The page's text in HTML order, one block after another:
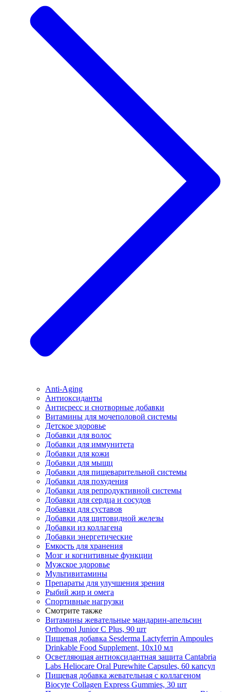
Anti-Aging
Антиоксиданты
Антисресс и снотворные добавки
Витамины для мочеполовой системы
Детское здоровье
Добавки для волос
Добавки для иммунитета
Добавки для кожи
Добавки для мыщц
Добавки для пищеварительной системы
Добавки для похудения
Добавки для репродуктивной системы
Добавки для сердца и сосудов
Добавки для суставов
Добавки для щитовидной железы
Добавки из коллагена
Добавки энергетические
Емкость для хранения
Мозг и когнитивные функции
Мужское здоровье
Мультивитамины
Препараты для улучшения зрения
Рыбий жир и омега
Спортивные нагрузки
Смотрите также
Витамины жевательные мандарин-апельсин
Orthomol Junior C Plus, 90 шт
Пищевая добавка Sesderma Lactyferrin Ampoules
Drinkable Food Supplement, 10x10 мл
Осветляющая антиоксидантная защита Cantabria
Labs Heliocare Oral Purewhite Capsules, 60 капсул
Пищевая добавка жевательная с коллагеном
Biocyte Collagen Express Gummies, 30 шт